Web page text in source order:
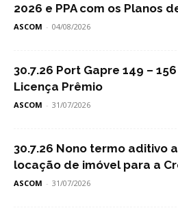
2026 e PPA com os Planos
ASCOM - 04/08/2026
30.7.26 Port Gapre 149 –
Licença Prêmio
ASCOM - 31/07/2026
30.7.26 Nono termo aditivo
locação de imóvel para a
ASCOM - 31/07/2026